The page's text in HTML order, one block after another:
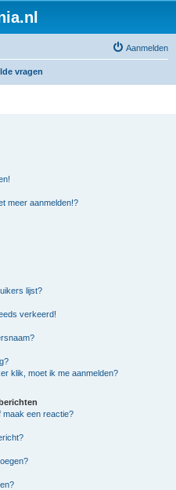
Aanmelden
vragen
meer aanmelden!?
lijst?
verkeerd!
klik, moet ik me aanmelden?
maak een reactie?